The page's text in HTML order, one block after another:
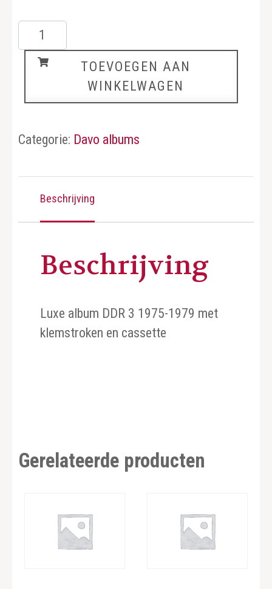
DDR
3
aantal
TOEVOEGEN AAN
WINKELWAGEN
Categorie: Davo albums
Beschrijving
Beschrijving
Luxe album DDR 3 1975-1979 met
klemstroken en cassette
Gerelateerde producten